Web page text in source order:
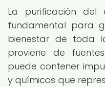
La purificación
fundamental para
bienestar de toda
proviene de
puede contener
y químicos que